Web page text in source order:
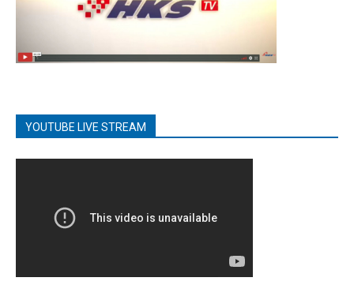
YOUTUBE LIVE STREAM